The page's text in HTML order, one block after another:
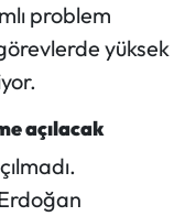
problem
yüksek
açılacak